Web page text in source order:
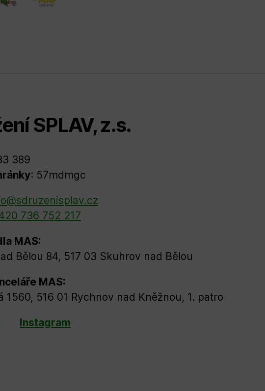
SPLAV, z.s.
389
: 57mdmgc
736 752 217
MAS:
Bělou 84, 517 03 Skuhrov nad Bělou
MAS:
1560, 516 01 Rychnov nad Kněžnou, 1. patro
Instagram